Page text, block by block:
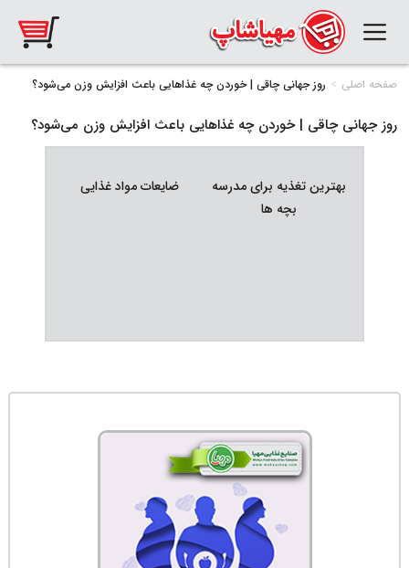
صفحه اصلی روز جهانی چاقی | خوردن چه غذاهایی باعث افزایش وزن می‌شود؟
روز جهانی چاقی | خوردن چه غذاهایی باعث افزایش وزن می‌شود؟
بهترین تغذیه برای مدرسه
بچه ها
ضایعات مواد غذایی